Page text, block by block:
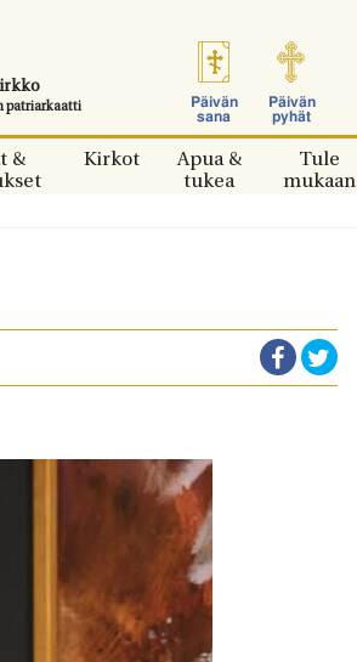
patriarkaatti
Päivän
sana
Päivän
pyhät
&
Kirkot
Apua &
tukea
Tule
mukaan